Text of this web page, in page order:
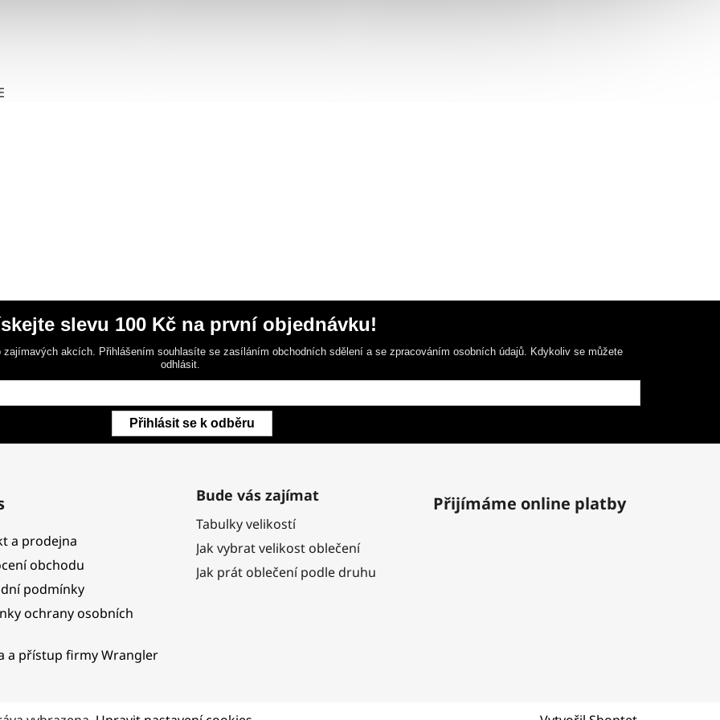
slevu 100 Kč na první objednávku!
akcích. Přihlášením souhlasíte se zasíláním obchodních sdělení a se zpracováním osobních údajů. Kdykoliv se můžete
odhlásit.
Přihlásit se k odběru
a prodejna
obchodu
podmínky
ochrany osobních
a přístup firmy Wrangler
Bude vás zajímat
Tabulky velikostí
Jak vybrat velikost oblečení
Jak prát oblečení podle druhu
Přijímáme online platby